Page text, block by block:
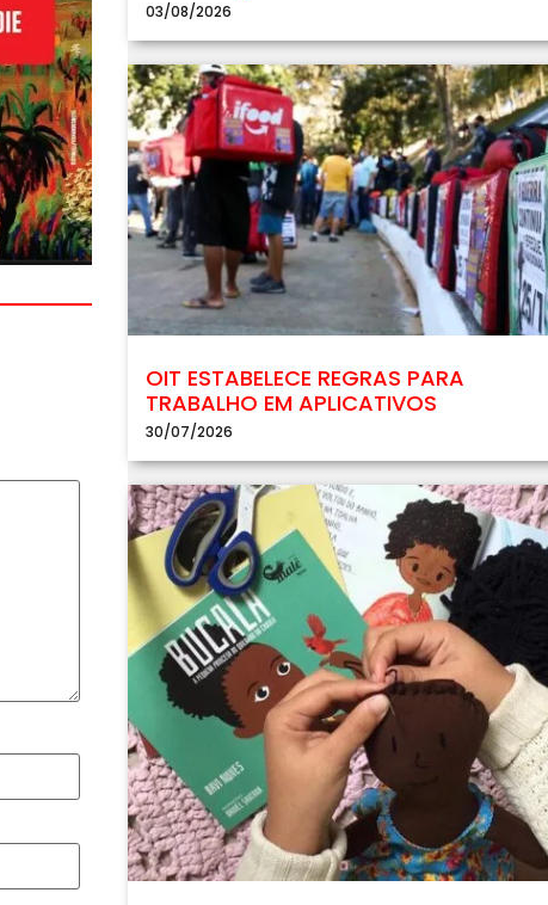
03/08/2026
OIT ESTABELECE REGRAS PARA
TRABALHO EM APLICATIVOS
30/07/2026